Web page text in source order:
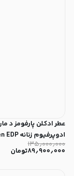
عطر ادکلن پارفومز د
ادوپرفیوم زنانه Parfums de Marly Valaya Exclusif for Women EDP
۱۳۵٫۰۰۰٫۰۰۰
۸۹٫۹۰۰٫۰۰۰تومان